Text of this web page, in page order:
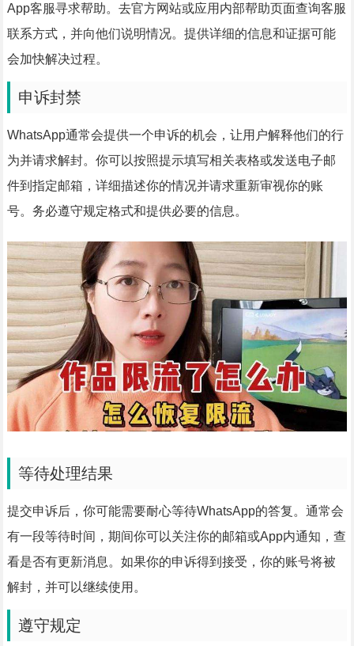
App客服寻求帮助。去官方网站或应用内部帮助页面查询客服
联系方式，并向他们说明情况。提供详细的信息和证据可能
会加快解决过程。
申诉封禁
WhatsApp通常会提供一个申诉的机会，让用户解释他们的行
为并请求解封。你可以按照提示填写相关表格或发送电子邮
件到指定邮箱，详细描述你的情况并请求重新审视你的账
号。务必遵守规定格式和提供必要的信息。
等待处理结果
提交申诉后，你可能需要耐心等待WhatsApp的答复。通常会
有一段等待时间，期间你可以关注你的邮箱或App内通知，查
看是否有更新消息。如果你的申诉得到接受，你的账号将被
解封，并可以继续使用。
遵守规定